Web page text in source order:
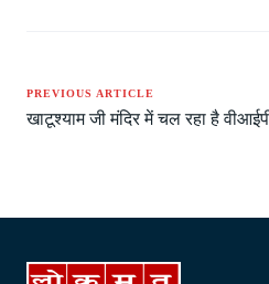
PREVIOUS ARTICLE
खाटूश्याम जी मंदिर में चल रहा है